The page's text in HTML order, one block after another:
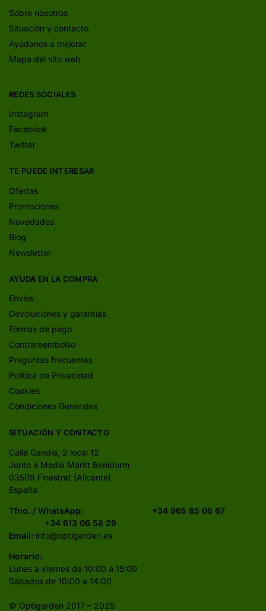
Sobre nosotros
Situación y contacto
Ayúdanos a mejorar
Mapa del sito web
REDES SOCIALES
Instagram
Facebook
Twitter
TE PUEDE INTERESAR
Ofertas
Promociones
Novedades
Blog
Newsletter
AYUDA EN LA COMPRA
Envíos
Devoluciones y garantías
Formas de pago
Contrareembolso
Preguntas frecuentes
Política de Privacidad
Cookies
Condiciones Generales
SITUACIÓN Y CONTACTO
Calle Gandia, 2 local 12
Junto a Media Markt Benidorm
03509 Finestrat (Alicante)
España
Tfno. / WhatsApp: +34 965 85 06 67
+34 613 06 58 29
Email: info@optigarden.es
Horario:
Lunes a viernes de 10:00 a 15:00
Sábados de 10:00 a 14:00
© Optigarden 2017 – 2025